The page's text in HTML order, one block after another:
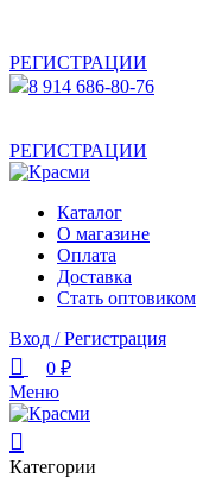
РЕГИСТРАЦИИ
8 914 686-80-76
РЕГИСТРАЦИИ
Каталог
О магазине
Оплата
Доставка
Стать оптовиком
Вход / Регистрация
0 ₽
Меню
Категории